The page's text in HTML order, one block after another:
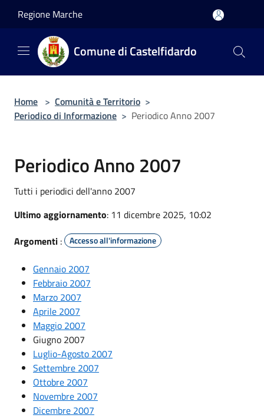
Regione Marche
Comune di Castelfidardo
Home > Comunità e Territorio >
Periodico di Informazione > Periodico Anno 2007
Periodico Anno 2007
Tutti i periodici dell'anno 2007
Ultimo aggiornamento: 11 dicembre 2025, 10:02
Argomenti : Accesso all'informazione
Gennaio 2007
Febbraio 2007
Marzo 2007
Aprile 2007
Maggio 2007
Giugno 2007
Luglio-Agosto 2007
Settembre 2007
Ottobre 2007
Novembre 2007
Dicembre 2007